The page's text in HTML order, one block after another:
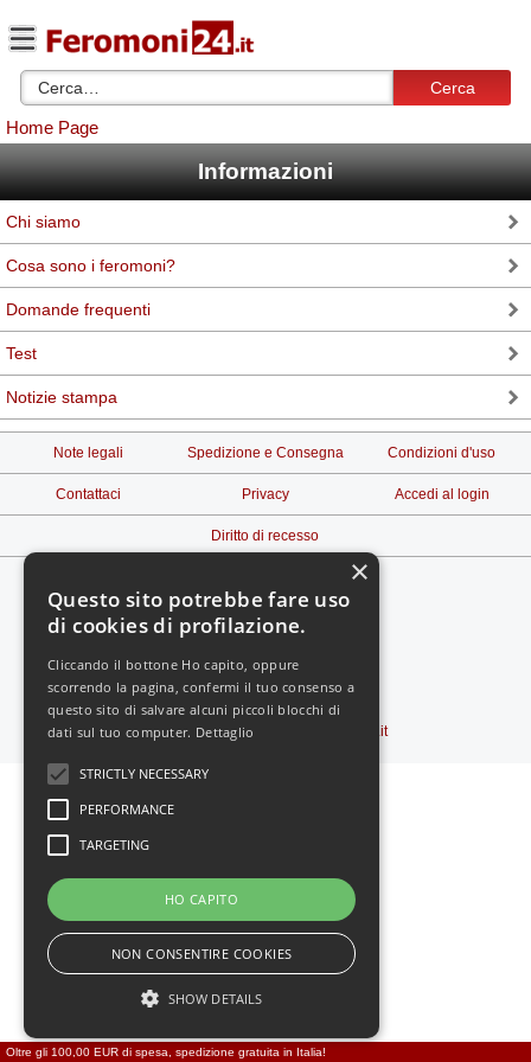
Cerca
Home Page
Informazioni
Chi siamo
Cosa sono i feromoni?
Domande frequenti
Test
Notizie stampa
Note legali Spedizione e Consegna Condizioni d'uso
Contattaci Privacy Accedi al login
Diritto di recesso
Vedi il sito in: -MOBILE
Copyright © 2000-2026 Feromoni24.it
Oltre gli 100,00 EUR di spesa, spedizione gratuita in Italia!
Questo sito potrebbe fare uso
di cookies di profilazione.
Cliccando il bottone Ho capito, oppure
scorrendo la pagina, confermi il tuo consenso a
questo sito di salvare alcuni piccoli blocchi di
dati sul tuo computer. Dettaglio
STRICTLY NECESSARY
PERFORMANCE
TARGETING
HO CAPITO
NON CONSENTIRE COOKIES
SHOW DETAILS
×